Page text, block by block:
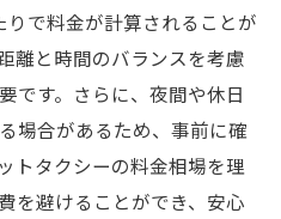
で料金が計算されることが
離と時間のバランスを考慮
です。さらに、夜間や休日
場合があるため、事前に確
トタクシーの料金相場を理
を避けることができ、安心